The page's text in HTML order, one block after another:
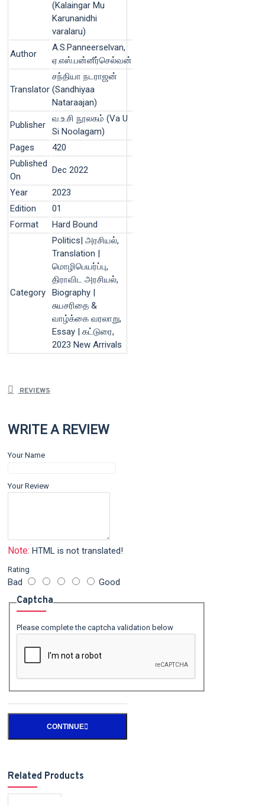
(Kalaingar Mu
Karunanidhi
varalaru)
Author
A.S.Panneerselvan,
ஏ.எஸ்.பன்னீர்செல்வன்
Translator
சந்தியா நடராஜன்
(Sandhiyaa
Nataraajan)
Publisher
வ.உ.சி நூலகம் (Va U
Si Noolagam)
Pages
420
Published
On
Dec 2022
Year
2023
Edition
01
Format
Hard Bound
Category
Politics| அரசியல்,
Translation |
மொழிபெயர்ப்பு,
திராவிட அரசியல்,
Biography |
சுயசரிதை &
வாழ்க்கை வரலாறு,
Essay | கட்டுரை,
2023 New Arrivals
REVIEWS
WRITE A REVIEW
Your Name
Your Review
Note: HTML is not translated!
Rating
Bad Good
Captcha
Please complete the captcha validation below
CONTINUE
Related Products